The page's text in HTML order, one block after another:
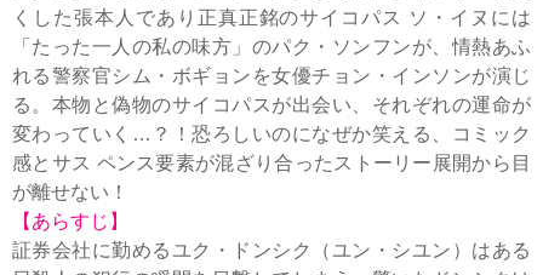
くした張本人であり正真正銘のサイコパス ソ・イヌには
「たった一人の私の味方」のパク・ソンフンが、情熱あふ
れる警察官シム・ボギョンを女優チョン・インソンが演じ
る。本物と偽物のサイコパスが出会い、それぞれの運命が
変わっていく…？！恐ろしいのになぜか笑える、コミック
感とサス ペンス要素が混ざり合ったストーリー展開から目
が離せない！
【あらすじ】
証券会社に勤めるユク・ドンシク（ユン・シユン）はある